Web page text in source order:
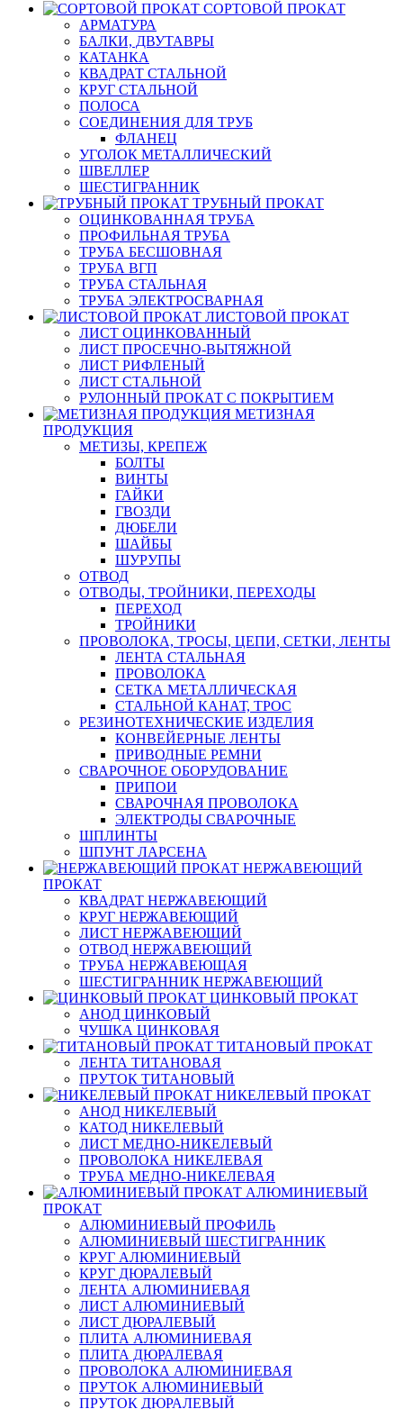
СОРТОВОЙ ПРОКАТ
АРМАТУРА
БАЛКИ, ДВУТАВРЫ
КАТАНКА
КВАДРАТ СТАЛЬНОЙ
КРУГ СТАЛЬНОЙ
ПОЛОСА
СОЕДИНЕНИЯ ДЛЯ ТРУБ
ФЛАНЕЦ
УГОЛОК МЕТАЛЛИЧЕСКИЙ
ШВЕЛЛЕР
ШЕСТИГРАННИК
ТРУБНЫЙ ПРОКАТ
ОЦИНКОВАННАЯ ТРУБА
ПРОФИЛЬНАЯ ТРУБА
ТРУБА БЕСШОВНАЯ
ТРУБА ВГП
ТРУБА СТАЛЬНАЯ
ТРУБА ЭЛЕКТРОСВАРНАЯ
ЛИСТОВОЙ ПРОКАТ
ЛИСТ ОЦИНКОВАННЫЙ
ЛИСТ ПРОСЕЧНО-ВЫТЯЖНОЙ
ЛИСТ РИФЛЕНЫЙ
ЛИСТ СТАЛЬНОЙ
РУЛОННЫЙ ПРОКАТ С ПОКРЫТИЕМ
МЕТИЗНАЯ
ПРОДУКЦИЯ
МЕТИЗЫ, КРЕПЕЖ
БОЛТЫ
ВИНТЫ
ГАЙКИ
ГВОЗДИ
ДЮБЕЛИ
ШАЙБЫ
ШУРУПЫ
ОТВОД
ОТВОДЫ, ТРОЙНИКИ, ПЕРЕХОДЫ
ПЕРЕХОД
ТРОЙНИКИ
ПРОВОЛОКА, ТРОСЫ, ЦЕПИ, СЕТКИ, ЛЕНТЫ
ЛЕНТА СТАЛЬНАЯ
ПРОВОЛОКА
СЕТКА МЕТАЛЛИЧЕСКАЯ
СТАЛЬНОЙ КАНАТ, ТРОС
РЕЗИНОТЕХНИЧЕСКИЕ ИЗДЕЛИЯ
КОНВЕЙЕРНЫЕ ЛЕНТЫ
ПРИВОДНЫЕ РЕМНИ
СВАРОЧНОЕ ОБОРУДОВАНИЕ
ПРИПОИ
СВАРОЧНАЯ ПРОВОЛОКА
ЭЛЕКТРОДЫ СВАРОЧНЫЕ
ШПЛИНТЫ
ШПУНТ ЛАРСЕНА
НЕРЖАВЕЮЩИЙ
ПРОКАТ
КВАДРАТ НЕРЖАВЕЮЩИЙ
КРУГ НЕРЖАВЕЮЩИЙ
ЛИСТ НЕРЖАВЕЮЩИЙ
ОТВОД НЕРЖАВЕЮЩИЙ
ТРУБА НЕРЖАВЕЮЩАЯ
ШЕСТИГРАННИК НЕРЖАВЕЮЩИЙ
ЦИНКОВЫЙ ПРОКАТ
АНОД ЦИНКОВЫЙ
ЧУШКА ЦИНКОВАЯ
ТИТАНОВЫЙ ПРОКАТ
ЛЕНТА ТИТАНОВАЯ
ПРУТОК ТИТАНОВЫЙ
НИКЕЛЕВЫЙ ПРОКАТ
АНОД НИКЕЛЕВЫЙ
КАТОД НИКЕЛЕВЫЙ
ЛИСТ МЕДНО-НИКЕЛЕВЫЙ
ПРОВОЛОКА НИКЕЛЕВАЯ
ТРУБА МЕДНО-НИКЕЛЕВАЯ
АЛЮМИНИЕВЫЙ
ПРОКАТ
АЛЮМИНИЕВЫЙ ПРОФИЛЬ
АЛЮМИНИЕВЫЙ ШЕСТИГРАННИК
КРУГ АЛЮМИНИЕВЫЙ
КРУГ ДЮРАЛЕВЫЙ
ЛЕНТА АЛЮМИНИЕВАЯ
ЛИСТ АЛЮМИНИЕВЫЙ
ЛИСТ ДЮРАЛЕВЫЙ
ПЛИТА АЛЮМИНИЕВАЯ
ПЛИТА ДЮРАЛЕВАЯ
ПРОВОЛОКА АЛЮМИНИЕВАЯ
ПРУТОК АЛЮМИНИЕВЫЙ
ПРУТОК ДЮРАЛЕВЫЙ